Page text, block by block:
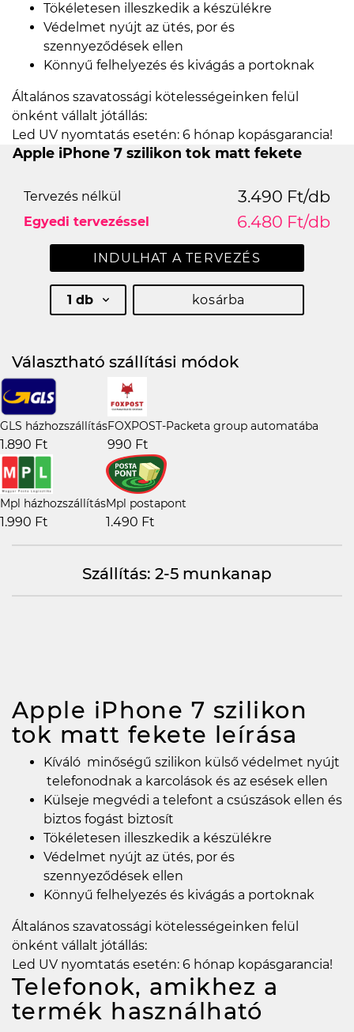
Tökéletesen illeszkedik a készülékre
Védelmet nyújt az ütés, por és
szennyeződések ellen
Könnyű felhelyezés és kivágás a portoknak
Általános szavatossági kötelességeinken felül
önként vállalt jótállás:
Led UV nyomtatás esetén: 6 hónap kopásgarancia!
Apple iPhone 7 szilikon tok matt fekete
Tervezés nélkül 3.490 Ft/db
Egyedi tervezéssel 6.480 Ft/db
INDULHAT A TERVEZÉS
1 db kosárba
Választható szállítási módok
GLS házhozszállítás
1.890 Ft
FOXPOST-Packeta group automatába
990 Ft
Mpl házhozszállítás
1.990 Ft
Mpl postapont
1.490 Ft
Szállítás: 2-5 munkanap
Apple iPhone 7 szilikon
tok matt fekete leírása
Kíváló minőségű szilikon külső védelmet nyújt
telefonodnak a karcolások és az esések ellen
Külseje megvédi a telefont a csúszások ellen és
biztos fogást biztosít
Tökéletesen illeszkedik a készülékre
Védelmet nyújt az ütés, por és
szennyeződések ellen
Könnyű felhelyezés és kivágás a portoknak
Általános szavatossági kötelességeinken felül
önként vállalt jótállás:
Led UV nyomtatás esetén: 6 hónap kopásgarancia!
Telefonok, amikhez a
termék használható